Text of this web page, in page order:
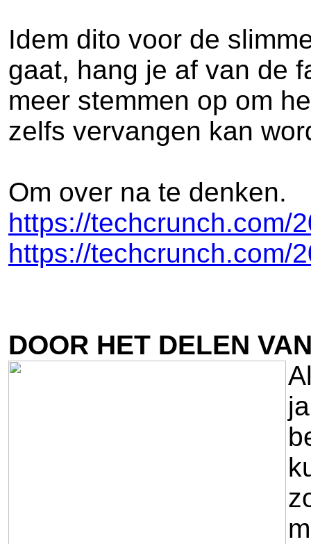
Idem dito voor de
gaat, hang je af van de
meer stemmen op om
zelfs vervangen kan
Om over na te denken.
https://techcrunch.com/
https://techcrunch.com/
DOOR HET DELEN